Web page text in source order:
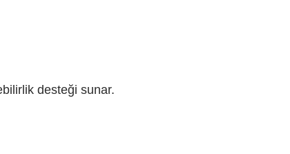
desteği sunar.